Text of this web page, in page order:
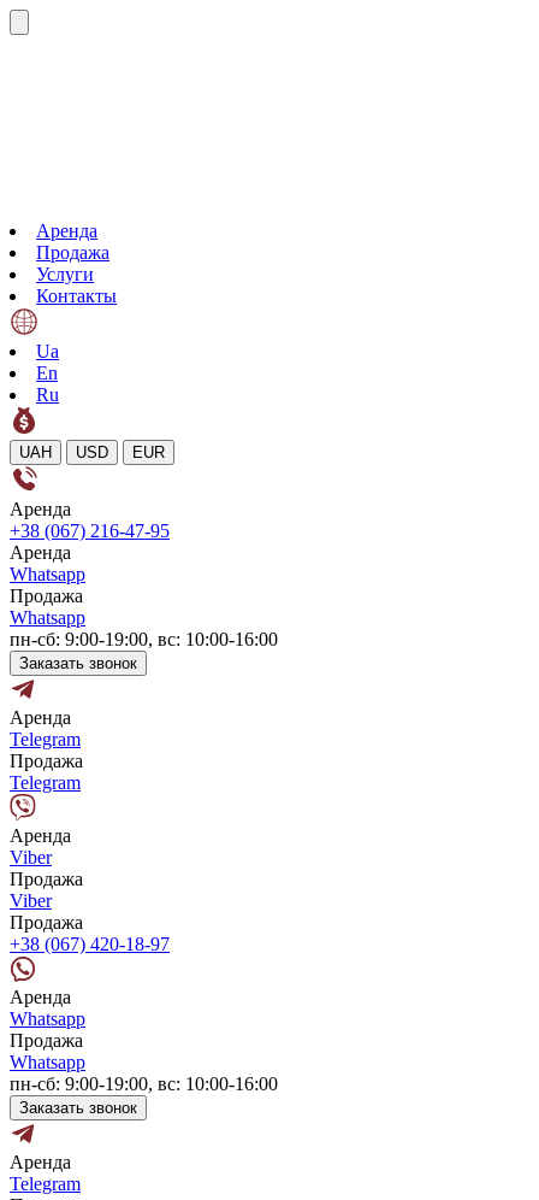
Аренда
Продажа
Услуги
Контакты
Ua
En
Ru
UAH USD EUR
Аренда
+38 (067) 216-47-95
Аренда
Whatsapp
Продажа
Whatsapp
пн-сб: 9:00-19:00, вс: 10:00-16:00
Заказать звонок
Аренда
Telegram
Продажа
Telegram
Аренда
Viber
Продажа
Viber
Продажа
+38 (067) 420-18-97
Аренда
Whatsapp
Продажа
Whatsapp
пн-сб: 9:00-19:00, вс: 10:00-16:00
Заказать звонок
Аренда
Telegram